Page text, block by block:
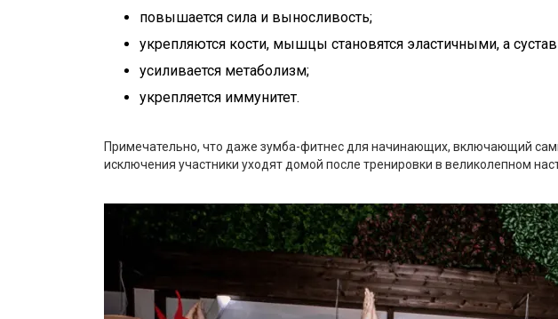
повышается сила и выносливость;
укрепляются кости, мышцы становятся эластичными, а
усиливается метаболизм;
укрепляется иммунитет.
Примечательно, что даже зумба-фитнес для начинающих, включающий
исключения участники уходят домой после тренировки в великолепном